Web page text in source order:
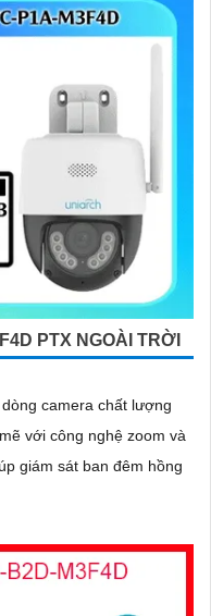
PTX NGOÀI TRỜI
camera chất lượng
với công nghệ zoom và
giám sát ban đêm hồng